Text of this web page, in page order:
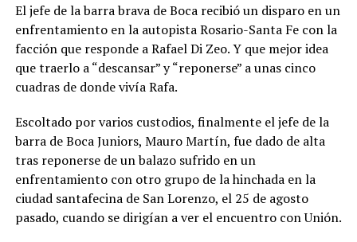
El jefe de la barra brava de Boca recibió un disparo en un
enfrentamiento en la autopista Rosario-Santa Fe con la
facción que responde a Rafael Di Zeo. Y que mejor idea
que traerlo a “descansar” y “reponerse” a unas cinco
cuadras de donde vivía Rafa.
Escoltado por varios custodios, finalmente el jefe de la
barra de Boca Juniors, Mauro Martín, fue dado de alta
tras reponerse de un balazo sufrido en un
enfrentamiento con otro grupo de la hinchada en la
ciudad santafecina de San Lorenzo, el 25 de agosto
pasado, cuando se dirigían a ver el encuentro con Unión.